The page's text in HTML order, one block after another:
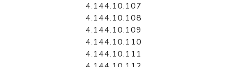
4.144.10.107
4.144.10.108
4.144.10.109
4.144.10.110
4.144.10.111